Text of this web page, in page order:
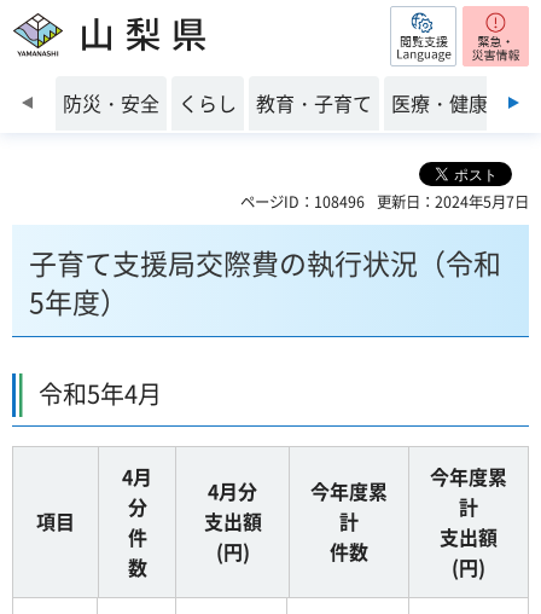
山梨県 閲覧支援
前のスライドを表示
防災・安全 くらし 教育・子育て 医療・健康・福
ページID：108496 更新日：2024年5月7日
子育て支援局交際費の執行状況（令和
5年度）
令和5年4月
項目
4月
分
件
数
4月分
支出額
(円)
今年度累
計
件数
今年度累
計
支出額
(円)